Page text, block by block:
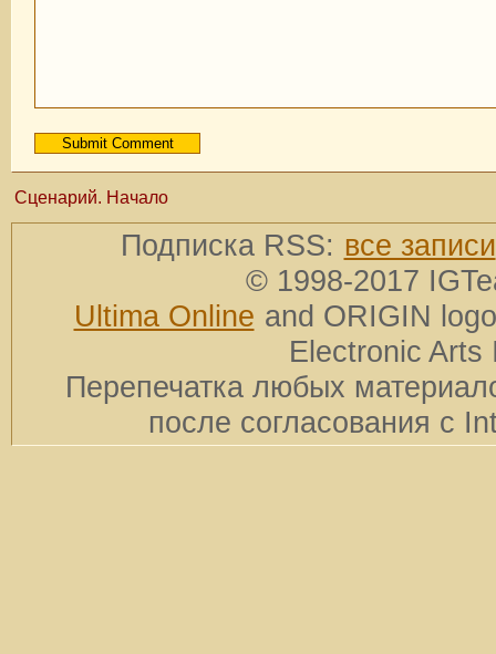
Сценарий. Начало
Подписка RSS: все записи
© 1998-2017
Ultima Online and ORIGIN
Electronic Arts
Перепечатка любых
после согласования с